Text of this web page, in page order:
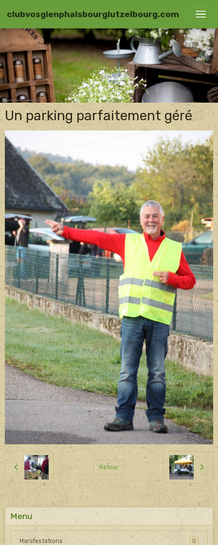
clubvosgienphalsbourglutzelbourg.com
Un parking parfaitement géré
Retour
Menu
Manifestations 0